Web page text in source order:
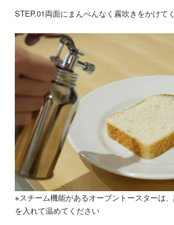
STEP.01両面にまんべんなく霧吹きをかけてく
※スチーム機能があるオーブントースターは
を入れて温めてください